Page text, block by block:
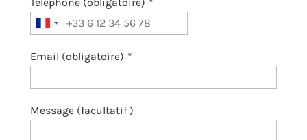
Email (obligatoire) *
Message (facultatif )